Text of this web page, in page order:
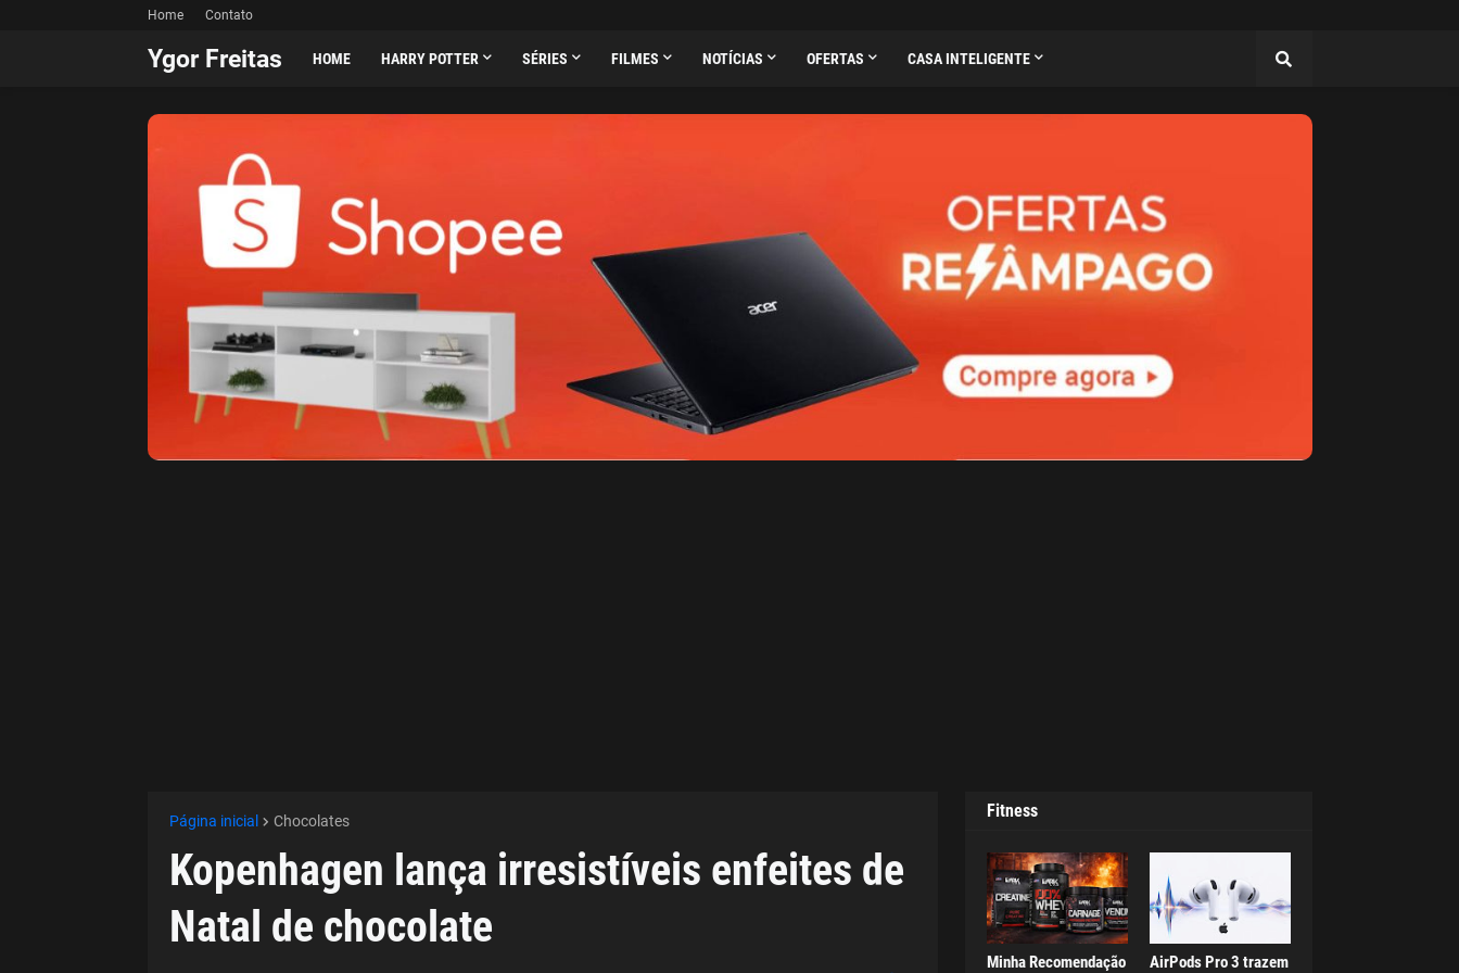
Home Contato
Ygor Freitas HOME HARRY POTTER SÉRIES FILMES NOTÍCIAS OFERTAS CASA INTELIGENTE
Página inicial Chocolates
Kopenhagen lança irresistíveis enfeites de
Natal de chocolate
Fitness
Minha Recomendação
AirPods Pro 3 trazem